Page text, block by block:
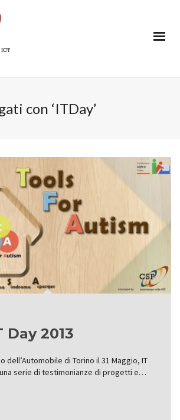
con ‘ITDay’
Day 2013
dell’Automobile di Torino il 31 Maggio, IT
serie di testimonianze di progetti e…